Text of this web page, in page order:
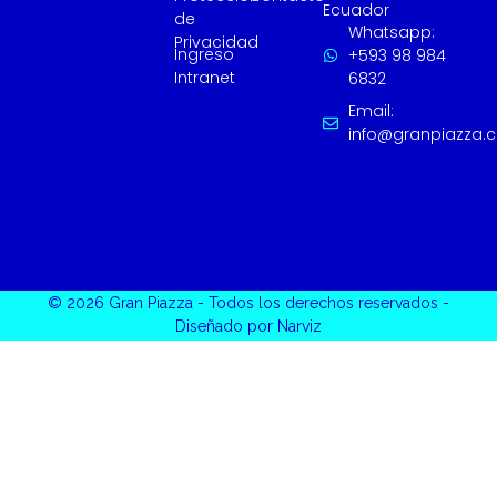
de
Privacidad
Ingreso
Intranet
Ecuador
Whatsapp:
+593 98 984
6832
Email:
© 2026 Gran Piazza - Todos los derechos reservados -
Diseñado por Narviz